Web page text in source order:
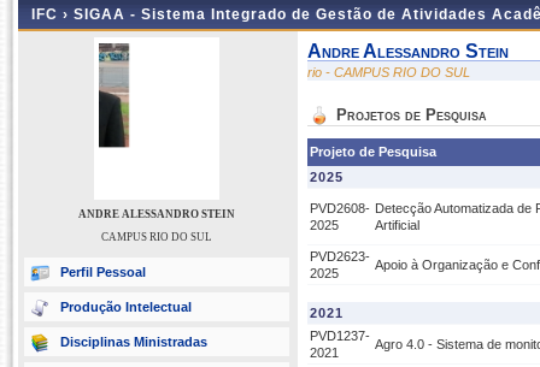
IFC › SIGAA - Sistema Integrado de Gestão de Atividades
ANDRE ALESSANDRO STEIN
CAMPUS RIO DO SUL
Perfil Pessoal
Produção Intelectual
Disciplinas Ministradas
Andre Alessandro Stein
rio - CAMPUS RIO DO SUL
Projetos de Pesquisa
Projeto de Pesquisa
2025
PVD2608-
2025
Detecção Automatizada de
Artificial
PVD2623-
2025
Apoio à Organização e
2021
PVD1237-
2021
Agro 4.0 - Sistema de